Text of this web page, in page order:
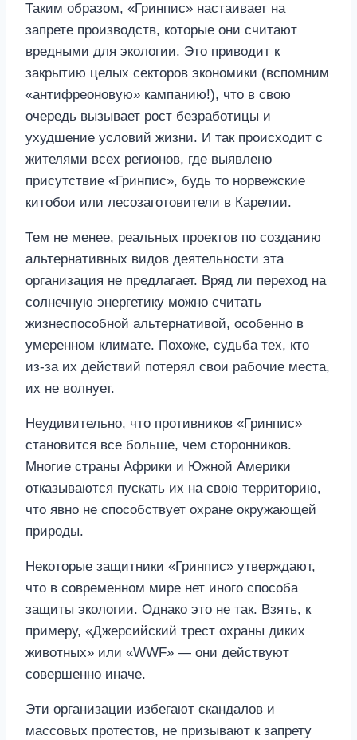
Таким образом, «Гринпис» настаивает на
запрете производств, которые они считают
вредными для экологии. Это приводит к
закрытию целых секторов экономики (вспомним
«антифреоновую» кампанию!), что в свою
очередь вызывает рост безработицы и
ухудшение условий жизни. И так происходит с
жителями всех регионов, где выявлено
присутствие «Гринпис», будь то норвежские
китобои или лесозаготовители в Карелии.
Тем не менее, реальных проектов по созданию
альтернативных видов деятельности эта
организация не предлагает. Вряд ли переход на
солнечную энергетику можно считать
жизнеспособной альтернативой, особенно в
умеренном климате. Похоже, судьба тех, кто
из-за их действий потерял свои рабочие места,
их не волнует.
Неудивительно, что противников «Гринпис»
становится все больше, чем сторонников.
Многие страны Африки и Южной Америки
отказываются пускать их на свою территорию,
что явно не способствует охране окружающей
природы.
Некоторые защитники «Гринпис» утверждают,
что в современном мире нет иного способа
защиты экологии. Однако это не так. Взять, к
примеру, «Джерсийский трест охраны диких
животных» или «WWF» — они действуют
совершенно иначе.
Эти организации избегают скандалов и
массовых протестов, не призывают к запрету